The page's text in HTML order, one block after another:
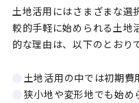
土地活用にはさまざまな選
較的手軽に始められる土地
的な理由は、以下のとおり
土地活用の中では初期費
狭小地や変形地でも始め